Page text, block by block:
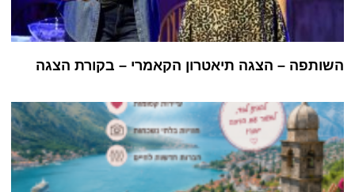
השותפה – הצגה תיאטרון הקאמרי – בקורת הצגה